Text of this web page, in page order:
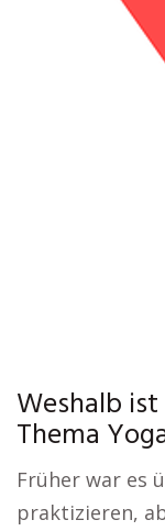
Weshalb
Thema
Früher war es
praktizieren,